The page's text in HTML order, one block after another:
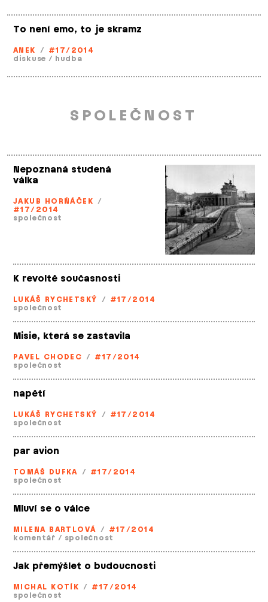
To není emo, to je skramz
ANEK / #17/2014
diskuse / hudba
SPOLEČNOST
Nepoznaná studená
válka
JAKUB HORŇÁČEK /
#17/2014
společnost
K revoltě současnosti
LUKÁŠ RYCHETSKÝ / #17/2014
společnost
Misie, která se zastavila
PAVEL CHODEC / #17/2014
společnost
napětí
LUKÁŠ RYCHETSKÝ / #17/2014
společnost
par avion
TOMÁŠ DUFKA / #17/2014
společnost
Mluví se o válce
MILENA BARTLOVÁ / #17/2014
komentář / společnost
Jak přemýšlet o budoucnosti
MICHAL KOTÍK / #17/2014
společnost